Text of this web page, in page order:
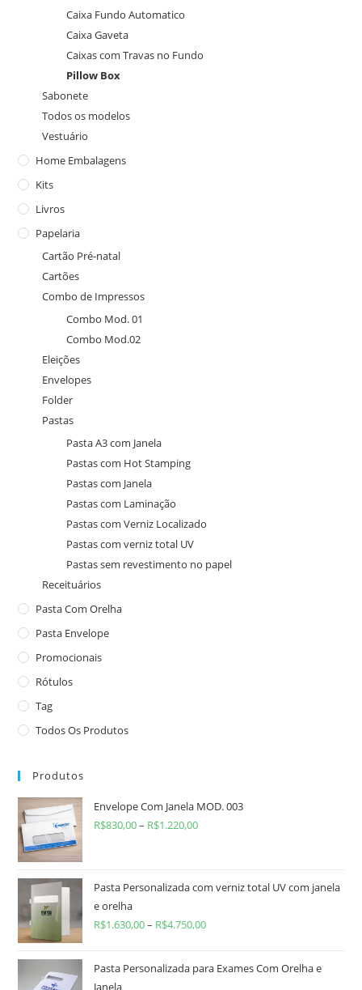
Caixa Fundo Automatico
Caixa Gaveta
Caixas com Travas no Fundo
Pillow Box
Sabonete
Todos os modelos
Vestuário
Home Embalagens
Kits
Livros
Papelaria
Cartão Pré-natal
Cartões
Combo de Impressos
Combo Mod. 01
Combo Mod.02
Eleições
Envelopes
Folder
Pastas
Pasta A3 com Janela
Pastas com Hot Stamping
Pastas com Janela
Pastas com Laminação
Pastas com Verniz Localizado
Pastas com verniz total UV
Pastas sem revestimento no papel
Receituários
Pasta Com Orelha
Pasta Envelope
Promocionais
Rótulos
Tag
Todos Os Produtos
Produtos
Envelope Com Janela MOD. 003
R$830,00– R$1.220,00
Pasta Personalizada com verniz total UV com janela
e orelha
R$1.630,00– R$4.750,00
Pasta Personalizada para Exames Com Orelha e